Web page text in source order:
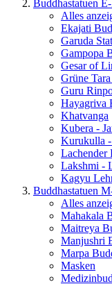
Buddhastatuen
Alles
Ekajati
Garuda
Gampopa
Gesar of
Grüne
Guru
Hayagriva
Khatvanga
Kubera -
Kurukulla -
Lachender
Lakshmi -
Kagyu
Buddhastatuen
Alles
Mahakala
Maitreya
Manjushri
Marpa
Masken